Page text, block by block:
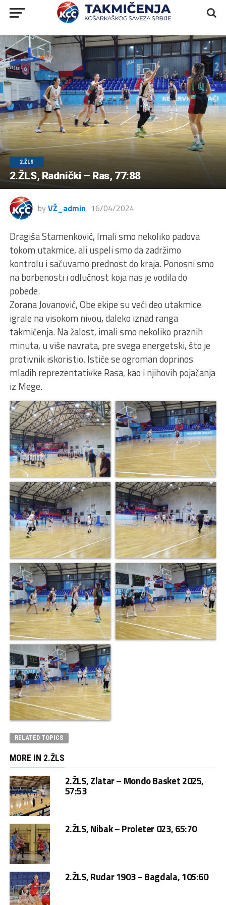
2.ŽLS
2.ŽLS, Radnički – Ras, 77:88
by VŽ_admin 16/04/2024
Dragiša Stamenković, Imali smo nekoliko padova
tokom utakmice, ali uspeli smo da zadržimo
kontrolu i sačuvamo prednost do kraja. Ponosni smo
na borbenosti i odlučnost koja nas je vodila do
pobede.
Zorana Jovanović, Obe ekipe su veći deo utakmice
igrale na visokom nivou, daleko iznad ranga
takmičenja. Na žalost, imali smo nekoliko praznih
minuta, u više navrata, pre svega energetski, što je
protivnik iskoristio. Ističe se ogroman doprinos
mladih reprezentativke Rasa, kao i njihovih pojačanja
iz Mege.
RELATED TOPICS
MORE IN 2.ŽLS
2.ŽLS, Zlatar – Mondo Basket 2025,
57:53
2.ŽLS, Nibak – Proleter 023, 65:70
2.ŽLS, Rudar 1903 – Bagdala, 105:60